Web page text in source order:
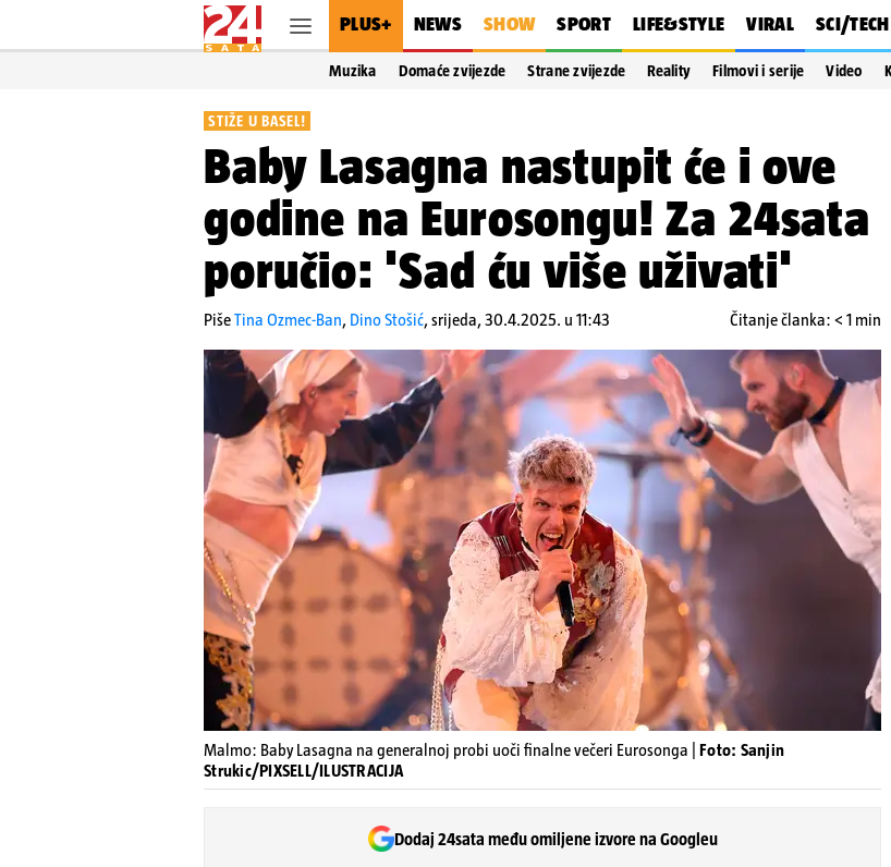
PLUS+ NEWS SHOW SPORT LIFE&STYLE VIRAL SCI/TECH
Muzika Domaće zvijezde Strane zvijezde Reality Filmovi i serije Video
STIŽE U BASEL!
Baby Lasagna nastupit će i ove
godine na Eurosongu! Za 24sata
poručio: 'Sad ću više uživati'
PišeTina Ozmec-Ban, Dino Stošić,srijeda, 30.4.2025. u 11:43 Čitanje članka: < 1 min
Malmo: Baby Lasagna na generalnoj probi uoči finalne večeri Eurosonga | Foto: Sanjin
Strukic/PIXSELL/ILUSTRACIJA
Dodaj 24sata među omiljene izvore na Googleu